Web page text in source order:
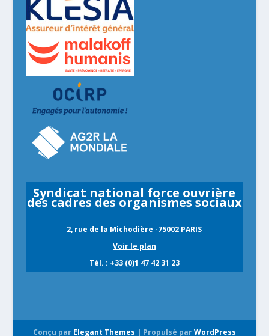
Syndicat national force ouvrière
des cadres des organismes sociaux
2, rue de la Michodière -75002 PARIS
Voir le plan
Tél. : +33 (0)1 47 42 31 23
Conçu par Elegant Themes | Propulsé parWordPress